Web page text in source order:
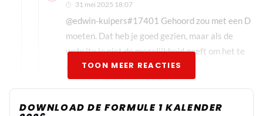
31 mei 2025 18:07
@edwin-kuipers#17401 Gehoord zou met een D
moeten. Dat heb je goed gezien, maar als de
website je niet de mogelijkheid geeft om het te
corrigeren, wat doe je dan?
TOON MEER REACTIES
DOWNLOAD DE FORMULE 1 KALENDER